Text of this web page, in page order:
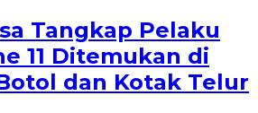
Tangkap Pelaku
11 Ditemukan di
dan Kotak Telur